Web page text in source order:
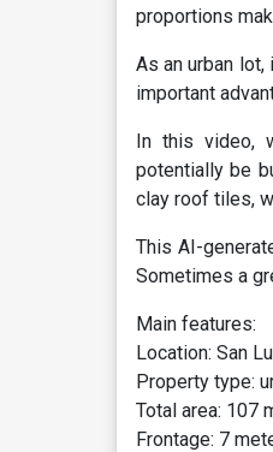
proportions
As an urban
important
In this video,
potentially be
clay roof tiles,
This AI-
Sometimes a
Main features:
Location: San
Property type:
Total area: 107
Frontage: 7